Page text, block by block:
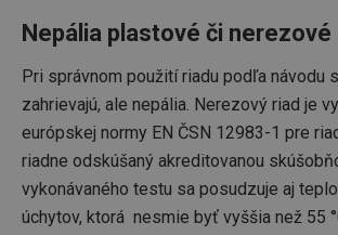
Nepália plastové či nerezové
Pri správnom použití riadu podľa návodu
zahrievajú, ale nepália. Nerezový riad je
európskej normy EN ČSN 12983-1 pre
riadne odskúšaný akreditovanou
vykonávaného testu sa posudzuje aj
úchytov, ktorá nesmie byť vyššia než 55
cjConsent
Privacy Policy